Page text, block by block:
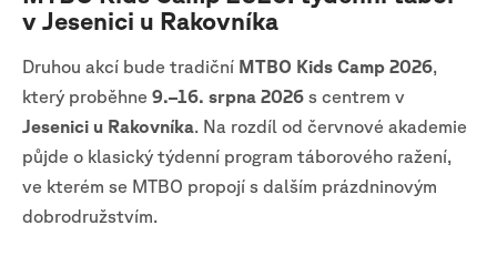
v Jesenici u Rakovníka
Druhou akcí bude tradiční MTBO Kids Camp 2026,
který proběhne 9.–16. srpna 2026 s centrem v
Jesenici u Rakovníka. Na rozdíl od červnové akademie
půjde o klasický týdenní program táborového ražení,
ve kterém se MTBO propojí s dalším prázdninovým
dobrodružstvím.